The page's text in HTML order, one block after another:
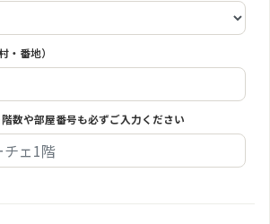
・番地）
数や部屋番号も必ずご入力ください